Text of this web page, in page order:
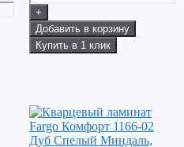
+
Добавить в корзину
Купить в 1 клик